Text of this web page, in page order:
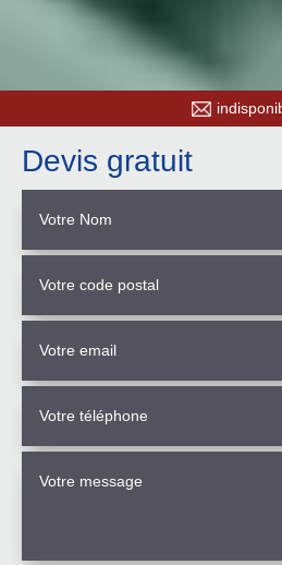
Devis gratuit